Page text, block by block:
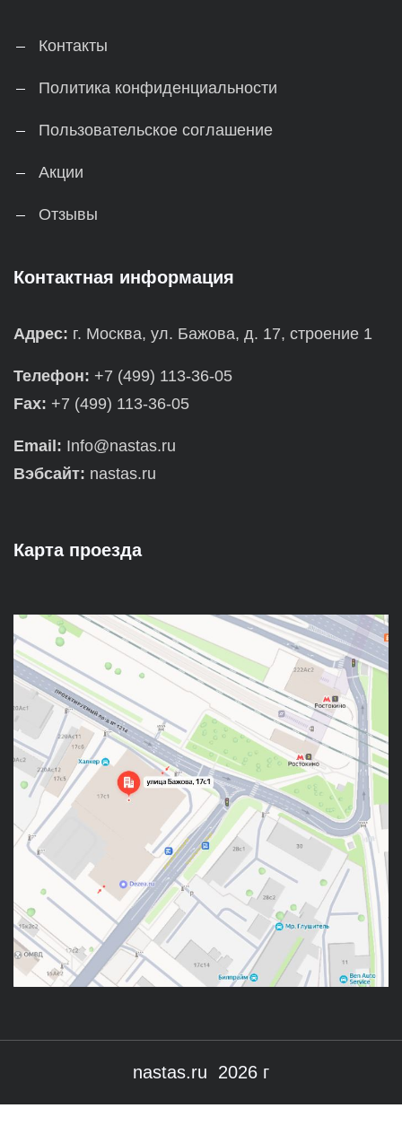
Контакты
Политика конфиденциальности
Пользовательское соглашение
Акции
Отзывы
Контактная информация
Адрес: г. Москва, ул. Бажова, д. 17, строение 1
Телефон: +7 (499) 113-36-05
Fax: +7 (499) 113-36-05
Email: Info@nastas.ru
Вэбсайт: nastas.ru
Карта проезда
nastas.ru 2026 г